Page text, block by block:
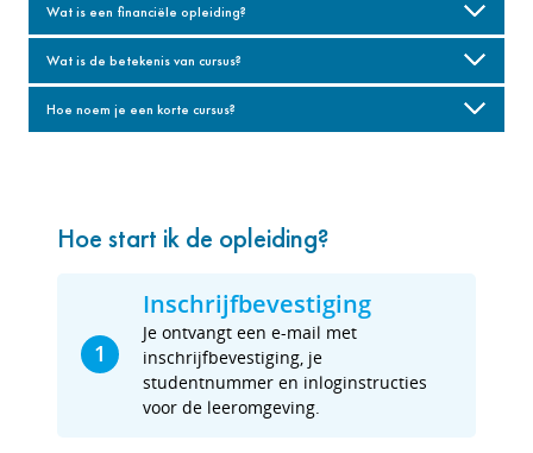
Wat is een financiële opleiding?
Wat is de betekenis van cursus?
Hoe noem je een korte cursus?
Hoe start ik de opleiding?
1
Inschrijfbevestiging
Je ontvangt een e-mail met
inschrijfbevestiging, je
studentnummer en inloginstructies
voor de leeromgeving.